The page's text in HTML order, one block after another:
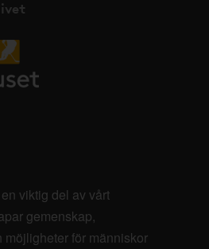
viktig del av vårt
gemenskap,
möjligheter för människor